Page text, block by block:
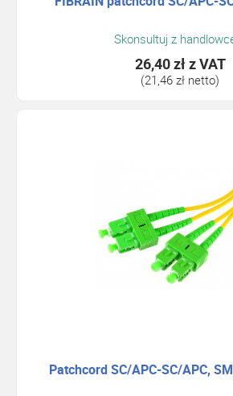
Skonsultuj z
26,40 złz VAT
(21,46 zł netto)
Patchcord SC/APC-SC/APC,